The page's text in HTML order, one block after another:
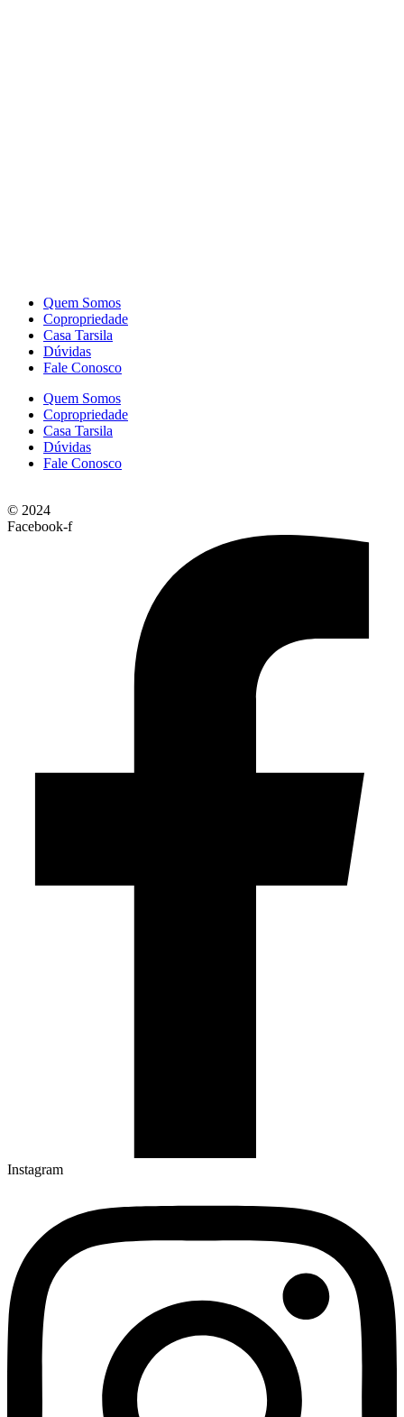
Quem Somos
Copropriedade
Casa Tarsila
Dúvidas
Fale Conosco
Quem Somos
Copropriedade
Casa Tarsila
Dúvidas
Fale Conosco
© 2024
Facebook-f
Instagram